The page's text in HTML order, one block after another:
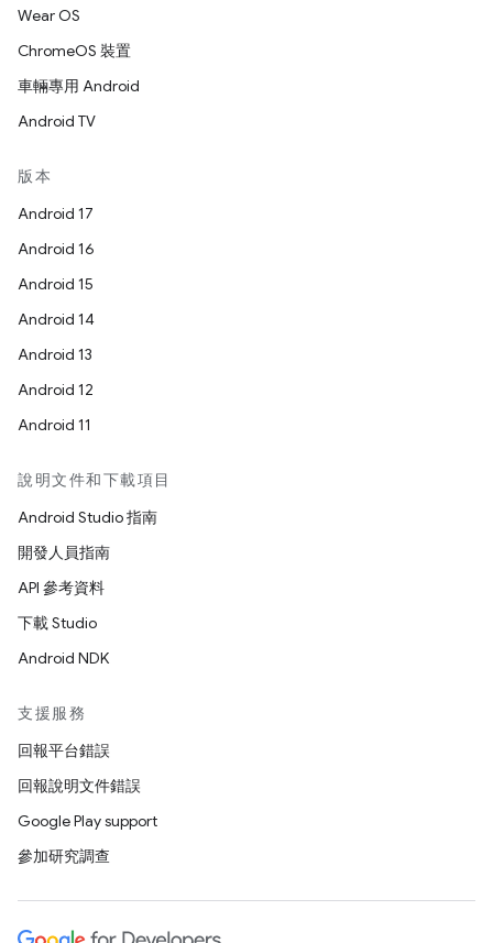
Wear OS
ChromeOS 裝置
車輛專用 Android
Android TV
版本
Android 17
Android 16
Android 15
Android 14
Android 13
Android 12
Android 11
說明文件和下載項目
Android Studio 指南
開發人員指南
API 參考資料
下載 Studio
Android NDK
支援服務
回報平台錯誤
回報說明文件錯誤
Google Play support
參加研究調查